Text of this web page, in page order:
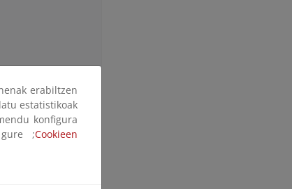
de la Sierra de
erabiltzen
estatistikoak
konfigura
gure ;Cookieen